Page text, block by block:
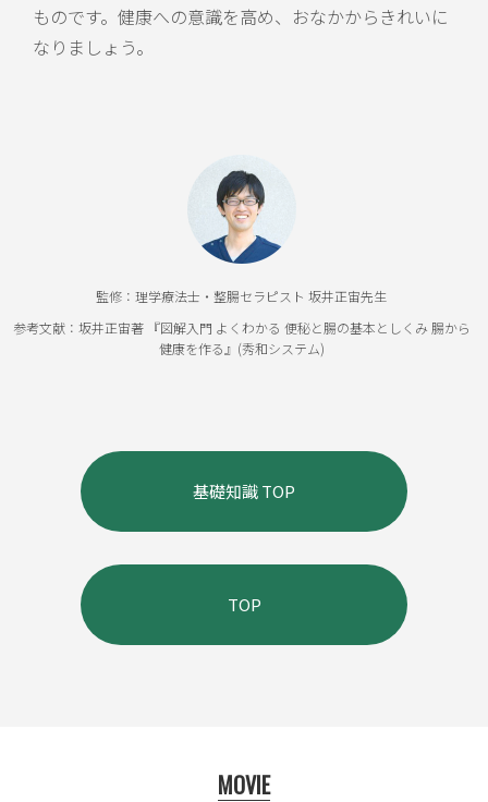
ものです。健康への意識を高め、おなかからきれいに
なりましょう。
監修：理学療法士・整腸セラピスト 坂井正宙先生
参考文献：坂井正宙著 『図解入門 よくわかる 便秘と腸の基本としくみ 腸から
健康を作る』(秀和システム)
基礎知識 TOP
TOP
MOVIE